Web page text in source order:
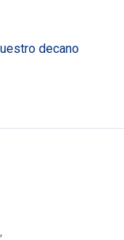
decano